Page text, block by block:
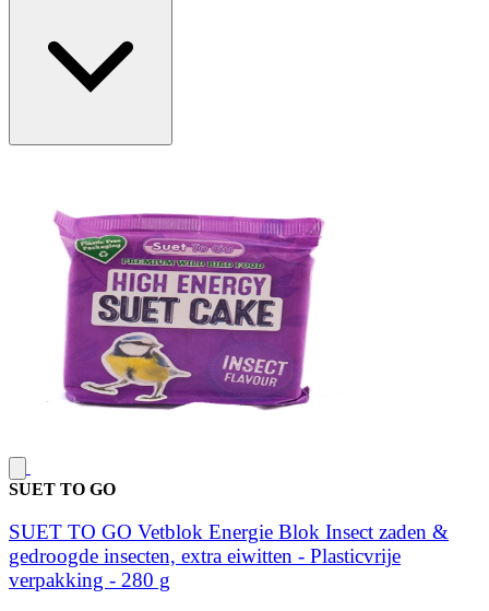
SUET TO GO
SUET TO GO Vetblok Energie Blok Insect zaden &
gedroogde insecten, extra eiwitten - Plasticvrije
verpakking - 280 g